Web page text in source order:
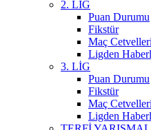
2. LİG
Puan Durumu
Fikstür
Maç Cetvelleri
Ligden
3. LİG
Puan Durumu
Fikstür
Maç Cetvelleri
Ligden